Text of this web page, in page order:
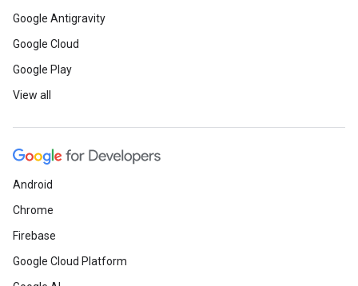
Google Antigravity
Google Cloud
Google Play
View all
Android
Chrome
Firebase
Google Cloud Platform